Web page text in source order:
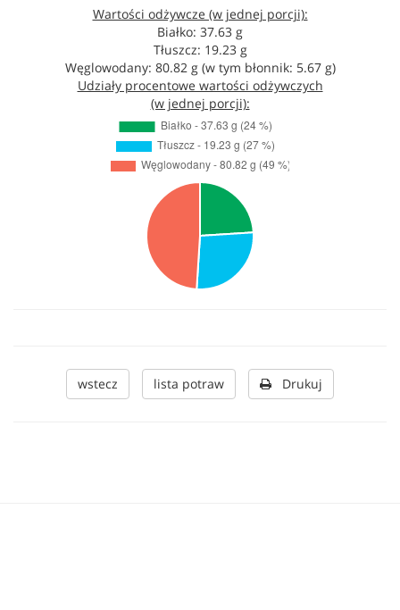
Wartości odżywcze (w jednej porcji):
Białko: 37.63 g
Tłuszcz: 19.23 g
Węglowodany: 80.82 g (w tym błonnik: 5.67 g)
Udziały procentowe wartości odżywczych
(w jednej porcji):
wstecz lista potraw Drukuj